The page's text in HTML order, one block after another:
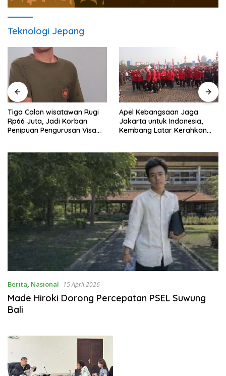
Teknologi Jepang
Tiga Calon wisatawan Rugi
Rp66 Juta, Jadi Korban
Penipuan Pengurusan Visa
Apel Kebangsaan Jaga
Jakarta untuk Indonesia,
Kembang Latar Kerahkan
Berita, Nasional 15 April 2026
Made Hiroki Dorong Percepatan PSEL Suwung
Bali